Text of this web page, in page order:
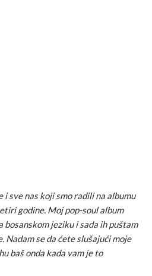
i sve nas koji smo radili na albumu
godine. Moj pop-soul album
bosanskom jeziku i sada ih puštam
Nadam se da ćete slušajući moje
baš onda kada vam je to